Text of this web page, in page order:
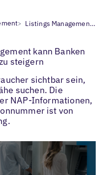
> Listings Management for Banks
kann Banken
steigern
sichtbar sein,
suchen. Die
NAP-Informationen,
ist von